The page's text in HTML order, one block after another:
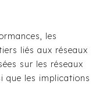
Pepper
les
liés aux réseaux
sur les réseaux
que les implications